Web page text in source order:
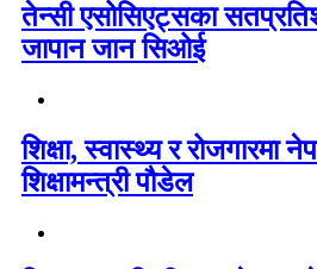
तेन्सी एसोसिएट्सका
जापान जान सिओई
शिक्षा, स्वास्थ्य र रोजगारमा
शिक्षामन्त्री पौडेल